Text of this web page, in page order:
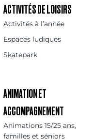
ACTIVITÉS DE LOISIRS
Activités à l’année
Espaces ludiques
Skatepark
ANIMATION ET
ACCOMPAGNEMENT
Animations 15/25 ans,
familles et séniors